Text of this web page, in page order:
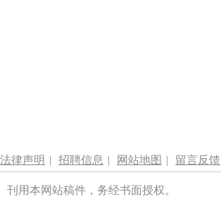
法律声明 | 招聘信息 | 网站地图 | 留言反馈
用本网站稿件，务经书面授权。